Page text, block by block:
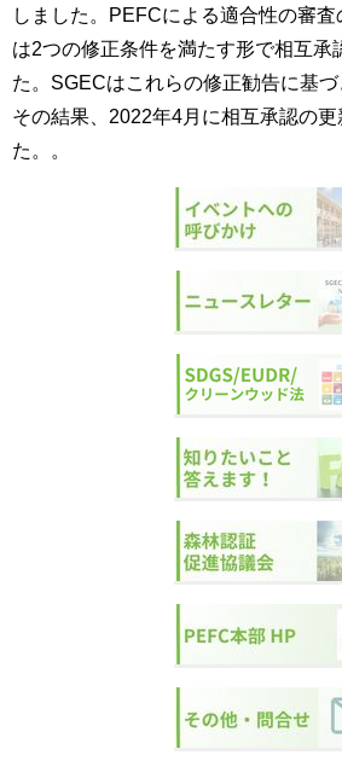
しました。PEFCによる適合性の審
は2つの修正条件を満たす形で相互承
た。SGECはこれらの修正勧告に基づ
その結果、2022年4月に相互承認の
た。。